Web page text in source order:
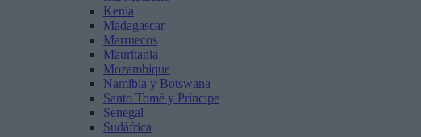
Kenia
Madagascar
Marruecos
Mauritania
Mozambique
Namibia y Botswana
Santo Tomé y Príncipe
Senegal
Sudáfrica